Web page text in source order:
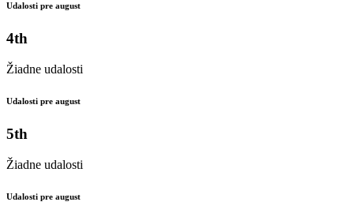
Udalosti pre august
4th
Žiadne udalosti
Udalosti pre august
5th
Žiadne udalosti
Udalosti pre august